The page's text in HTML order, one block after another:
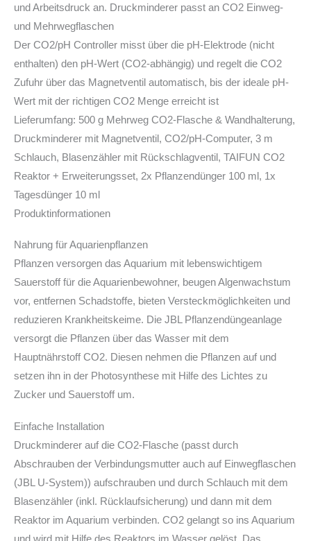
und Arbeitsdruck an. Druckminderer passt an CO2 Einweg-
und Mehrwegflaschen
Der CO2/pH Controller misst über die pH-Elektrode (nicht
enthalten) den pH-Wert (CO2-abhängig) und regelt die CO2
Zufuhr über das Magnetventil automatisch, bis der ideale pH-
Wert mit der richtigen CO2 Menge erreicht ist
Lieferumfang: 500 g Mehrweg CO2-Flasche & Wandhalterung,
Druckminderer mit Magnetventil, CO2/pH-Computer, 3 m
Schlauch, Blasenzähler mit Rückschlagventil, TAIFUN CO2
Reaktor + Erweiterungsset, 2x Pflanzendünger 100 ml, 1x
Tagesdünger 10 ml
Produktinformationen
Nahrung für Aquarienpflanzen
Pflanzen versorgen das Aquarium mit lebenswichtigem
Sauerstoff für die Aquarienbewohner, beugen Algenwachstum
vor, entfernen Schadstoffe, bieten Versteckmöglichkeiten und
reduzieren Krankheitskeime. Die JBL Pflanzendüngeanlage
versorgt die Pflanzen über das Wasser mit dem
Hauptnährstoff CO2. Diesen nehmen die Pflanzen auf und
setzen ihn in der Photosynthese mit Hilfe des Lichtes zu
Zucker und Sauerstoff um.
Einfache Installation
Druckminderer auf die CO2-Flasche (passt durch
Abschrauben der Verbindungsmutter auch auf Einwegflaschen
(JBL U-System)) aufschrauben und durch Schlauch mit dem
Blasenzähler (inkl. Rücklaufsicherung) und dann mit dem
Reaktor im Aquarium verbinden. CO2 gelangt so ins Aquarium
und wird mit Hilfe des Reaktors im Wasser gelöst. Das